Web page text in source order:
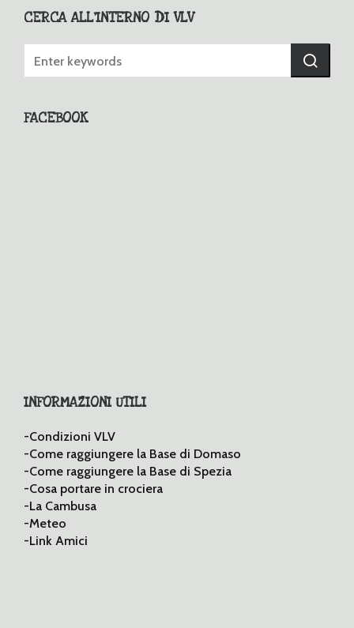
CERCA ALL’INTERNO DI VLV
FACEBOOK
INFORMAZIONI UTILI
-Condizioni VLV
-Come raggiungere la Base di Domaso
-Come raggiungere la Base di Spezia
-Cosa portare in crociera
-La Cambusa
-Meteo
-Link Amici